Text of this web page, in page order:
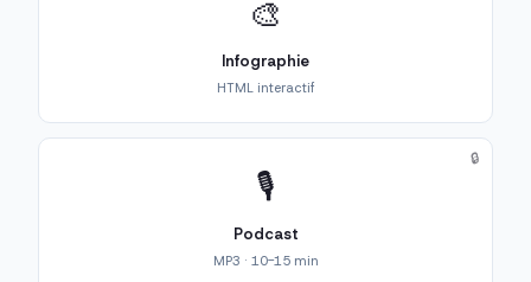
🎨
Infographie
HTML interactif
🎙️
Podcast
MP3 · 10-15 min
🔒